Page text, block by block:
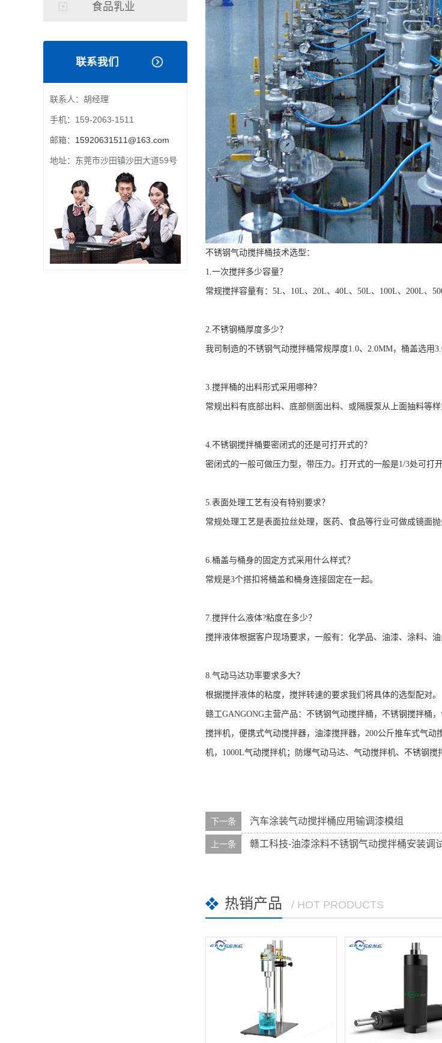
不锈钢气动搅拌桶技术选型：
1.一次搅拌多少容量？
常规搅拌容量有： 5L、 10L、 20L、 40L、 50L、 100L、 200L、
2.不锈钢桶厚度多少？
我司制造的不锈钢气动搅拌桶常规厚度1.0、 2.0MM，桶盖选用
3.搅拌桶的出料形式采用哪种？
常规出料有底部出料、底部侧面出料、或隔膜泵从上面抽料等样
4.不锈钢搅拌桶要密闭式的还是可打开式的？
密闭式的一般可做压力型，带压力。打开式的一般是1/3处可打
5.表面处理工艺有没有特别要求？
常规处理工艺是表面拉丝处理，医药、食品等行业可做成镜面抛
6.桶盖与桶身的固定方式采用什么样式？
常规是3个搭扣将桶盖和桶身连接固定在一起。
7.搅拌什么液体?粘度在多少？
搅拌液体根据客户现场要求，一般有：化学品、油漆、涂料、
8.气动马达功率要求多大？
根据搅拌液体的粘度，搅拌转速的要求我们将具体的选型配对。
赣工GANGONG主营产品：不锈钢气动搅拌桶，不锈钢搅拌桶
搅拌机，便携式气动搅拌器，油漆搅拌器， 200公斤推车式气动
机， 1000L气动搅拌机；防爆气动马达、气动搅拌机、不锈钢搅
下一条 汽车涂装气动搅拌桶应用输调漆模组
上一条 赣工科技-油漆涂料不锈钢气动搅拌桶安装调
热销产品 / HOT PRODUCTS
食品乳业
联系我们
联系人：胡经理
手机：159-2063-1511
邮箱： 15920631511@163.com
地址：东莞市沙田镇沙田大道59号